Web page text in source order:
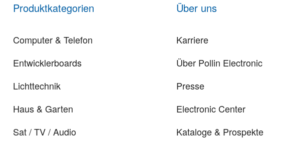
Produktkategorien
Computer & Telefon
Entwicklerboards
Lichttechnik
Haus & Garten
Sat / TV / Audio
Über uns
Karriere
Über Pollin Electronic
Presse
Electronic Center
Kataloge & Prospekte